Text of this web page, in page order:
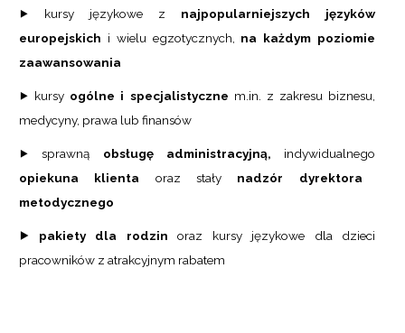
⯈ kursy językowe z najpopularniejszych języków
europejskich i wielu egzotycznych, na każdym poziomie
zaawansowania
⯈ kursy ogólne i specjalistyczne m.in. z zakresu biznesu,
medycyny, prawa lub finansów
⯈ sprawną obsługę administracyjną, indywidualnego
opiekuna klienta oraz stały nadzór dyrektora
metodycznego
⯈ pakiety dla rodzin oraz kursy językowe
dla dzieci
pracowników z atrakcyjnym rabatem